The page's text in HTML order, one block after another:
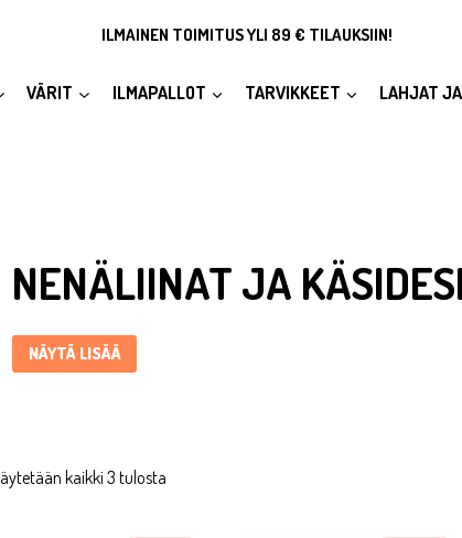
ILMAINEN TOIMITUS YLI 89 € TILAUKSIIN!
VÄRIT ILMAPALLOT TARVIKKEET LAHJAT
Nenäliinat ja käsidesit ... Content continues. Activate the
NENÄLIINAT JA
NÄYTÄ LISÄÄ
kaikki 3 tulosta